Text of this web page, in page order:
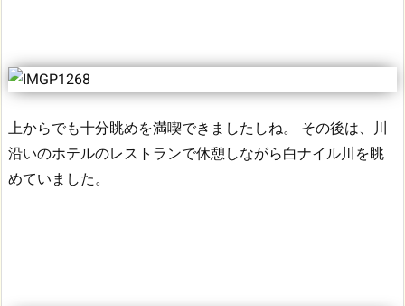
上からでも十分眺めを満喫できましたしね。
その後は、川
沿いのホテルのレストランで休憩しながら白ナイル川を眺
めていました。